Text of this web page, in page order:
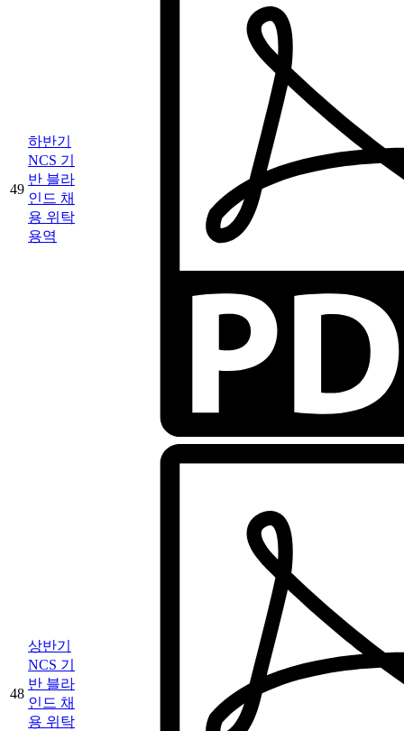
49
하반기
NCS 기
반 블라
인드 채
용 위탁
용역
48
상반기
NCS 기
반 블라
인드 채
용 위탁